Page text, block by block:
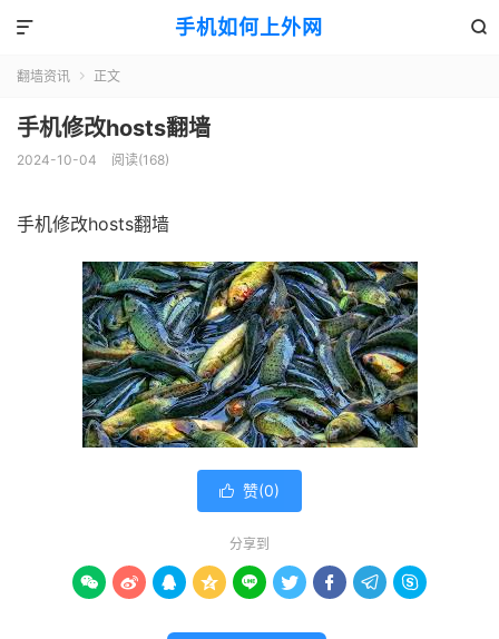
手机如何上外网 

翻墙资讯  正文
手机修改hosts翻墙
2024-10-04 阅读(168)
手机修改hosts翻墙
 赞(0)
分享到
        